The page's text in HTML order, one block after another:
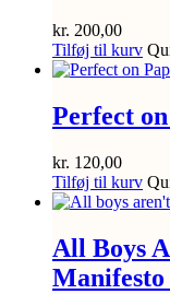
kr. 200,00
Tilføj til kurv
Perfect
kr. 120,00
Tilføj til kurv
All Boys